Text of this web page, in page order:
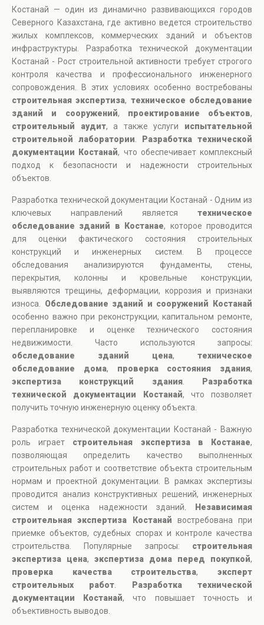
Костанай — один из динамично развивающихся городов
Северного Казахстана, где активно ведется строительство
жилых комплексов, коммерческих зданий и объектов
инфраструктуры. Разработка технической документации
Костанай - Рост строительной активности требует строгого
контроля качества и профессионального инженерного
сопровождения. В этих условиях особенно востребованы
строительная экспертиза, техническое обследование
зданий и сооружений, проектирование объектов,
строительный аудит, а также услуги испытательной
строительной лаборатории
Разработка технической
документации Костанай, что обеспечивает комплексный
подход к безопасности и надежности строительных
объектов.
Разработка технической документации Костанай - Одним из
ключевых направлений является техническое
обследование зданий в Костанае, которое проводится
для оценки фактического состояния строительных
конструкций и инженерных систем. В процессе
обследования анализируются фундаменты, стены,
перекрытия, колонны и кровельные конструкции,
выявляются трещины, деформации, коррозия и признаки
износа. Обследование зданий и сооружений Костанай
особенно важно при реконструкции, капитальном ремонте,
перепланировке и оценке технического состояния
недвижимости. Часто используются запросы:
обследование зданий цена, техническое
обследование дома, проверка состояния здания,
экспертиза конструкций здания.
Разработка
технической документации Костанай, что позволяет
получить точную инженерную оценку объекта.
Разработка технической документации Костанай - Важную
роль играет строительная экспертиза в Костанае,
позволяющая определить качество выполненных
строительных работ и соответствие объекта строительным
нормам и проектной документации. В рамках экспертизы
проводится анализ конструктивных решений, инженерных
систем и оценка надежности зданий.
Независимая
строительная экспертиза Костанай востребована при
приемке объектов, судебных спорах и контроле качества
строительства. Популярные запросы: строительная
экспертиза цена, экспертиза дома перед покупкой,
проверка качества строительства,эксперт
строительных работ
Разработка технической
документации Костанай, что повышает точность и
объективность выводов.